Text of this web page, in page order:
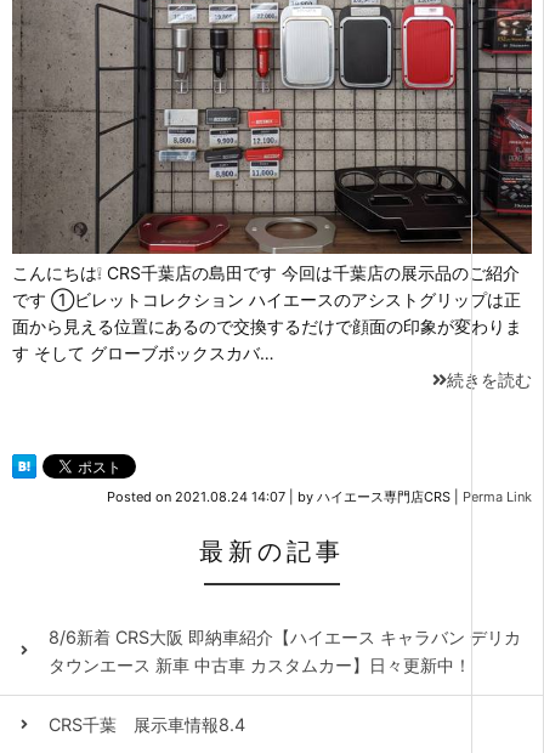
こんにちは❕ CRS千葉店の島田です 今回は千葉店の展示品のご紹介
です ①ビレットコレクション ハイエースのアシストグリップは正
面から見える位置にあるので交換するだけで顔面の印象が変わりま
す そして グローブボックスカバ…
続きを読む
Posted on 2021.08.24 14:07 by ハイエース専門店CRS Perma Link
最新の記事
8/6新着 CRS大阪 即納車紹介【ハイエース キャラバン デリカ
タウンエース 新車 中古車 カスタムカー】日々更新中！
CRS千葉 展示車情報8.4